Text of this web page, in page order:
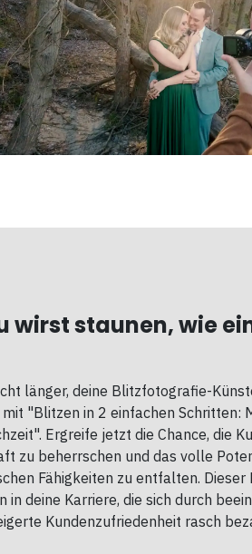
wirst staunen, wie
länger, deine Blitzfotografie-
"Blitzen in 2 einfachen Schritten:
Ergreife jetzt die Chance, die
zu beherrschen und das volle
Fähigkeiten zu entfalten.
in deine Karriere, die sich durch
Kundenzufriedenheit rasch